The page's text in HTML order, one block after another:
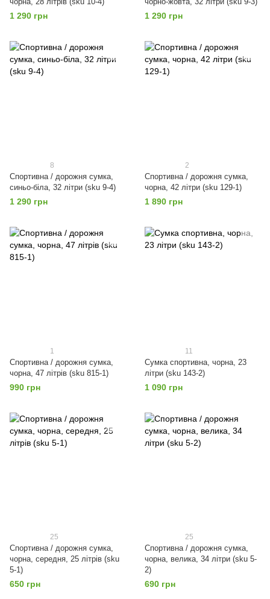
1 290 грн 1 290 грн
8
Спортивна / дорожня сумка,
синьо-біла, 32 літри (sku 9-4)
1 290 грн
2
Спортивна / дорожня сумка,
чорна, 42 літри (sku 129-1)
1 890 грн
1
Спортивна / дорожня сумка,
чорна, 47 літрів (sku 815-1)
990 грн
11
Сумка спортивна, чорна, 23
літри (sku 143-2)
1 090 грн
25
Спортивна / дорожня сумка,
чорна, середня, 25 літрів (sku
5-1)
650 грн
25
Спортивна / дорожня сумка,
чорна, велика, 34 літри (sku 5-
2)
690 грн